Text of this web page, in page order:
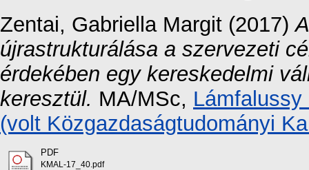
Zentai, Gabriella Margit (2017)
újrastrukturálása a szervezeti
érdekében egy kereskedelmi
keresztül. MA/MSc,
(volt Közgazdaságtudományi
PDF
KMAL-17_40.pdf